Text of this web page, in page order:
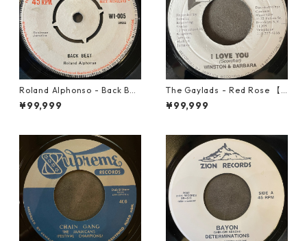
Roland Alphonso - Back Bea
t【7-21909】
¥99,999
The Gaylads - Red Rose 【7
-21853】
¥99,999